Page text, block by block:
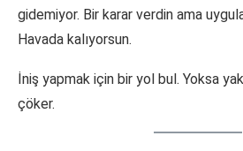
gidemiyor. Bir karar verdin ama
Havada kalıyorsun.
İniş yapmak için bir yol bul. Yoksa
çöker.